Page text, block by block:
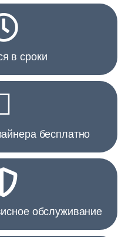
в сроки
бесплатно
обслуживание